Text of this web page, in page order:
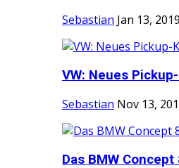
Sebastian Jan 13, 2019
VW: Neues
Sebastian Nov 13,
Das BMW